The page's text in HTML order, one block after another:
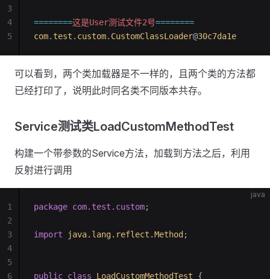
========这是User测试文件2号========
com. test . custom. CustomClassLoader@30c7da1e
3
4
5
可以看到，两个类加载器是不一样的，且两个类的方法都
已经打印了，说明此时同名类不同版本共存。
Service测试类LoadCustomMethodTest
构建一个带参数的Service方法，加载到方法之后，利用
反射进行调用
java
package com.test.custom;
import java.lang.reflect.Method ;
public class LoadCustomMethodTest {
1
2
3
4
5
6